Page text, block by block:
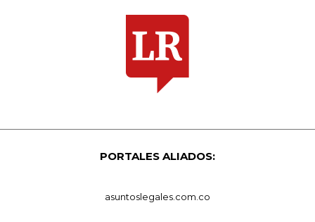
PORTALES ALIADOS:
asuntoslegales.com.co